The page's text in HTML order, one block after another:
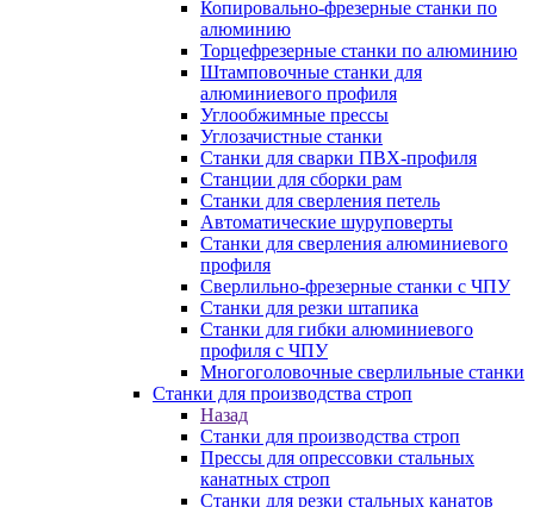
Копировально-фрезерные станки по
алюминию
Торцефрезерные станки по алюминию
Штамповочные станки для
алюминиевого профиля
Углообжимные прессы
Углозачистные станки
Станки для сварки ПВХ-профиля
Станции для сборки рам
Станки для сверления петель
Автоматические шуруповерты
Станки для сверления алюминиевого
профиля
Сверлильно-фрезерные станки с ЧПУ
Станки для резки штапика
Станки для гибки алюминиевого
профиля с ЧПУ
Многоголовочные сверлильные станки
Станки для производства строп
Назад
Станки для производства строп
Прессы для опрессовки стальных
канатных строп
Станки для резки стальных канатов